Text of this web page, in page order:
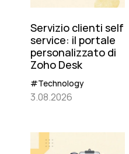
Servizio clienti self
service: il portale
personalizzato di
Zoho Desk
#Technology
3.08.2026